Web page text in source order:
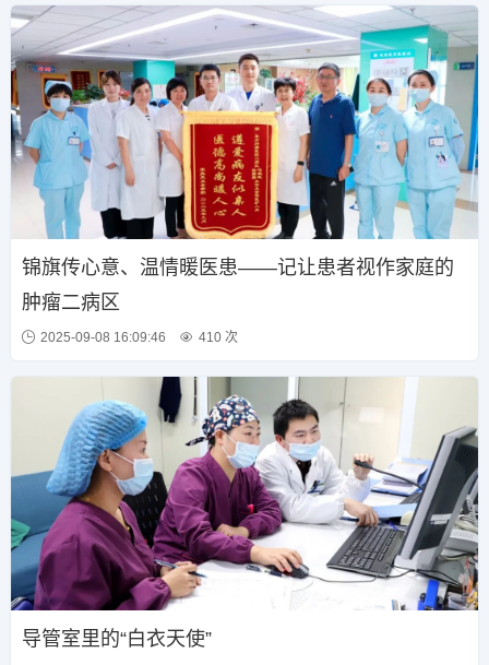
锦旗传心意、温情暖医患——记让患者视作家庭的
肿瘤二病区
2025-09-08 16:09:46 410 次
导管室里的“白衣天使”